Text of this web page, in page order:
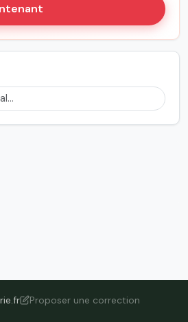
Proposer une correction